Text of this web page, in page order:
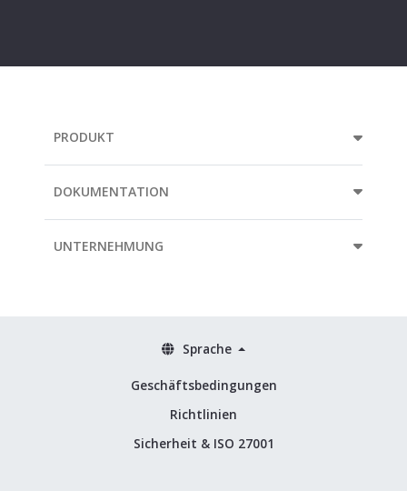
PRODUKT
DOKUMENTATION
UNTERNEHMUNG
Geschäftsbedingungen
Richtlinien
Sicherheit & ISO 27001
Sprache